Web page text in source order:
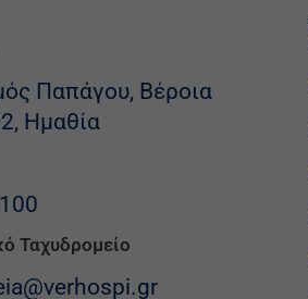
Παπάγου, Βέροια
Ημαθία
Ταχυδρομείο